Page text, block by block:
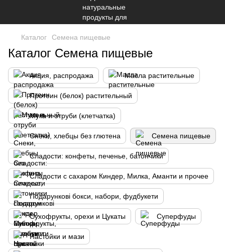
Каталог Семена пищевые
Каталог Семена пищевые
Акция, распродажа Масла растительные
Протеин (белок) растительный
Мука и отруби (клетчатка)
Снеки, хлебцы без глютена Семена пищевые
Сладости: конфеты, печенье, батончики
Сладости с сахаром Киндер, Милка, Аманти и прочее
Подарункові бокси, набори, фудбукети
Сухофрукты, орехи и Цукаты Суперфуды
Настойки и мази